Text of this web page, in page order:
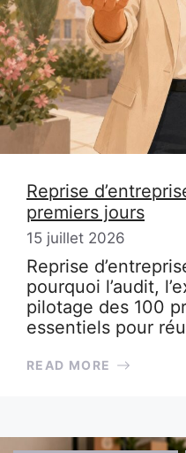
Reprise
premiers jours
15 juillet 2026
Reprise
pourquoi l’audit,
pilotage des 100
essentiels pour
READ MORE